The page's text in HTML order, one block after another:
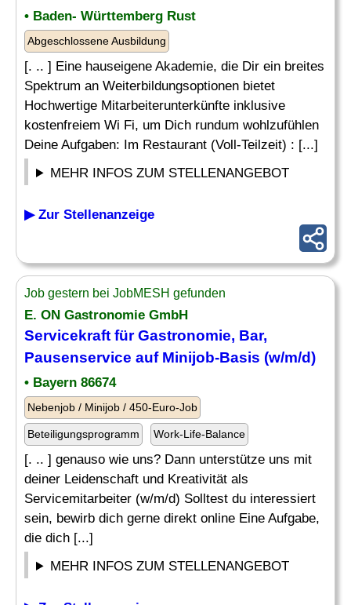
• Baden- Württemberg Rust
Abgeschlossene Ausbildung
[. .. ] Eine hauseigene Akademie, die Dir ein breites
Spektrum an Weiterbildungsoptionen bietet
Hochwertige Mitarbeiterunterkünfte inklusive
kostenfreiem Wi Fi, um Dich rundum wohlzufühlen
Deine Aufgaben: Im Restaurant (Voll-Teilzeit) : [...]
MEHR INFOS ZUM STELLENANGEBOT
▶ Zur Stellenanzeige
Job gestern bei JobMESH gefunden
E. ON Gastronomie GmbH
Servicekraft für Gastronomie, Bar,
Pausenservice auf Minijob-Basis (w/m/d)
• Bayern 86674
Nebenjob / Minijob / 450-Euro-Job
Beteiligungsprogramm Work-Life-Balance
[. .. ] genauso wie uns? Dann unterstütze uns mit
deiner Leidenschaft und Kreativität als
Servicemitarbeiter (w/m/d) Solltest du interessiert
sein, bewirb dich gerne direkt online Eine Aufgabe,
die dich [...]
MEHR INFOS ZUM STELLENANGEBOT